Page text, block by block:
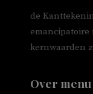
de
emancipatoire
kernwaarden
Over menu